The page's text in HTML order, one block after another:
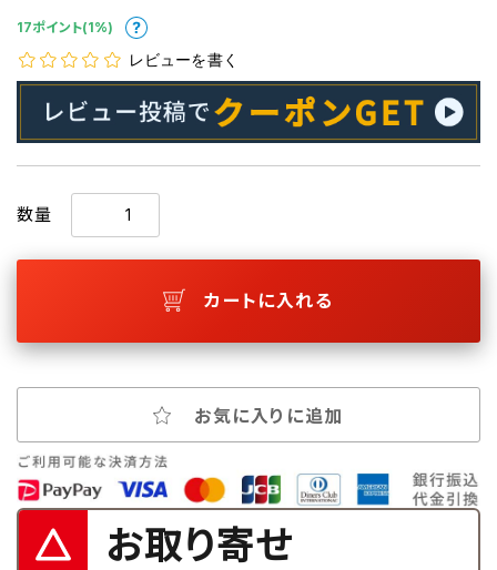
17ポイント(1%)
レビューを書く
数量
カートに入れる
お気に入りに追加
お取り寄せ